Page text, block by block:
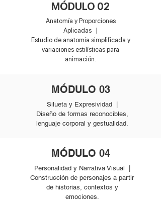
MÓDULO 02
Anatomía y Proporciones
Aplicadas |
Estudio de anatomía simplificada y
variaciones estilísticas para
animación.
MÓDULO 03
Silueta y Expresividad |
Diseño de formas reconocibles,
lenguaje corporal y gestualidad.
MÓDULO 04
Personalidad y Narrativa Visual |
Construcción de personajes a partir
de historias, contextos y
emociones.